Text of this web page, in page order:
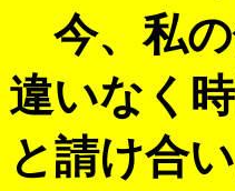
今、私の
違いなく
と請け合い